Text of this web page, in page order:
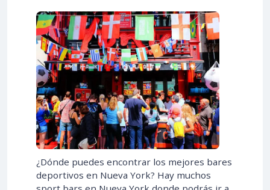
¿Dónde puedes encontrar los mejores bares
deportivos en Nueva York? Hay muchos